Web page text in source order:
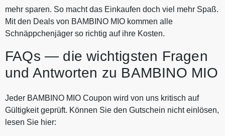
mehr sparen. So macht das Einkaufen doch viel mehr Spaß.
Mit den Deals von BAMBINO MIO kommen alle
Schnäppchenjäger so richtig auf ihre Kosten.
FAQs — die wichtigsten Fragen
und Antworten zu BAMBINO MIO
Jeder BAMBINO MIO Coupon wird von uns kritisch auf
Gültigkeit geprüft. Können Sie den Gutschein nicht einlösen,
lesen Sie hier: